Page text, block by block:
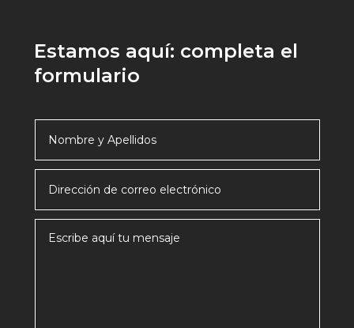
Estamos aquí: completa el
formulario